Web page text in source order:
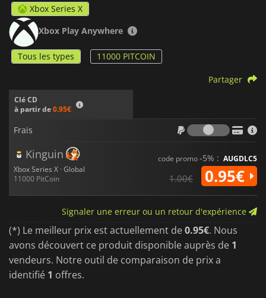
Xbox Series X
Xbox Play Anywhere
Tous les types 11000 PITCOIN
Clé CD
à partir de0.95€
Partager
Frais
Frais
Kinguin
Xbox Series X · Global
11000 PitCoin
code promo-5% : AUGDLC5
1.00€ 0.95€
Signaler une erreur ou un retour d'expérience
(*) Le meilleur prix est actuellement de0.95€. Nous
avons découvert ce produit disponible auprès de 1
vendeurs. Notre outil de comparaison de prix a
identifié 1 offres.